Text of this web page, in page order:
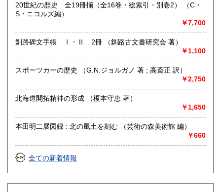
20世紀の歴史 全19冊揃（全16巻・総索引・別巻2） （C・
S・ニコルズ編）
￥7,700
釧路碑文手帳 Ⅰ・Ⅱ 2冊 （釧路古文書研究会 著）
￥1,100
スポーツカーの歴史 （G.N.ジョルガノ 著 ; 高斎正 訳）
￥2,750
北海道開拓精神の形成 （榎本守恵 著）
￥1,650
本田明二展図録 : 北の風土を刻む （芸術の森美術館 編）
￥660
全ての新着情報